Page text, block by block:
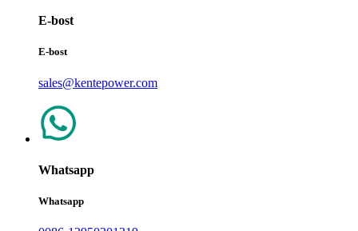
E-bost
E-bost
sales@kentepower.com
Whatsapp
Whatsapp